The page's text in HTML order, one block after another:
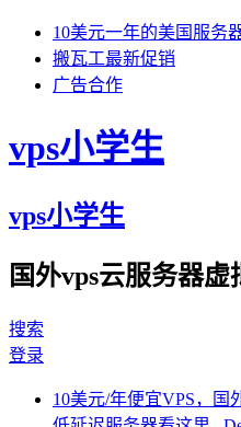
10美元一年的美国服务
搬瓦工最新促销
广告合作
vps小学生
vps小学生
国外vps云服务器
搜索
登录
10美元/年便宜VPS，国